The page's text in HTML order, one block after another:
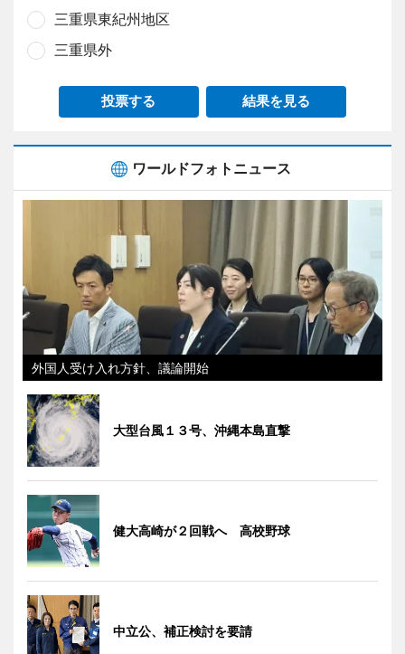
三重県東紀州地区
三重県外
投票する 結果を見る
ワールドフォトニュース
外国人受け入れ方針、議論開始
大型台風１３号、沖縄本島直撃
健大高崎が２回戦へ 高校野球
中立公、補正検討を要請